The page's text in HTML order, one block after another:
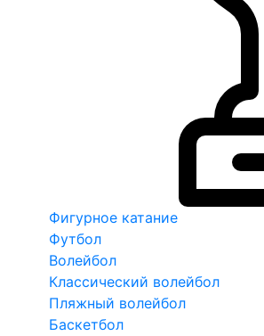
Фигурное катание
Футбол
Волейбол
Классический волейбол
Пляжный волейбол
Баскетбол